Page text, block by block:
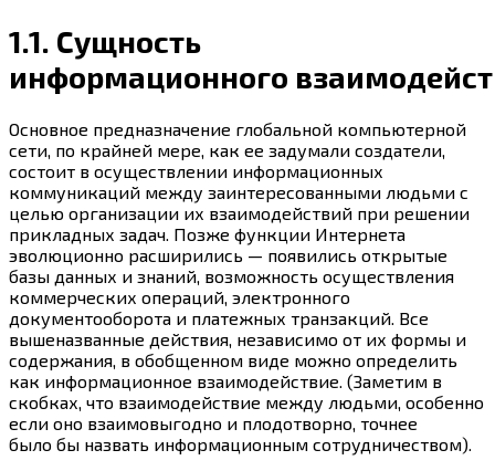
1.1. Сущность
информационного
Основное предназначение глобальной компьютерной
сети, по крайней мере, как ее задумали создатели,
состоит в осуществлении информационных
коммуникаций между заинтересованными людьми с
целью организации их взаимодействий при решении
прикладных задач. Позже функции Интернета
эволюционно расширились — появились открытые
базы данных и знаний, возможность осуществления
коммерческих операций, электронного
документооборота и платежных транзакций. Все
вышеназванные действия, независимо от их формы и
содержания, в обобщенном виде можно определить
как информационное взаимодействие. (Заметим в
скобках, что взаимодействие между людьми, особенно
если оно взаимовыгодно и плодотворно, точнее
было бы назвать информационным сотрудничеством).